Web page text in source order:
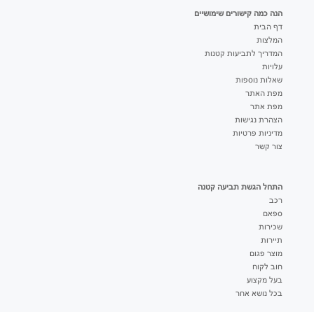
הנה כמה קישורים שימושיים
דף הבית
המלצות
המדריך לתביעות קטנות
עלויות
שאלות נוספות
מפת האתר
מפת אתר
הצהרת נגישות
מדיניות פרטיות
צור קשר
התחל הגשת תביעה קטנה
רכב
ספאם
שכירות
תיירות
מוצר פגום
חוב לקוח
בעל מקצוע
בכל נושא אחר